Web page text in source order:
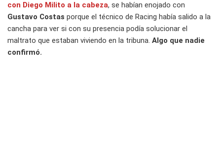
con Diego Milito a la cabeza, se habían enojado con
Gustavo Costas porque el técnico de Racing había salido a la
cancha para ver si con su presencia podía solucionar el
maltrato que estaban viviendo en la tribuna. Algo que nadie
confirmó.